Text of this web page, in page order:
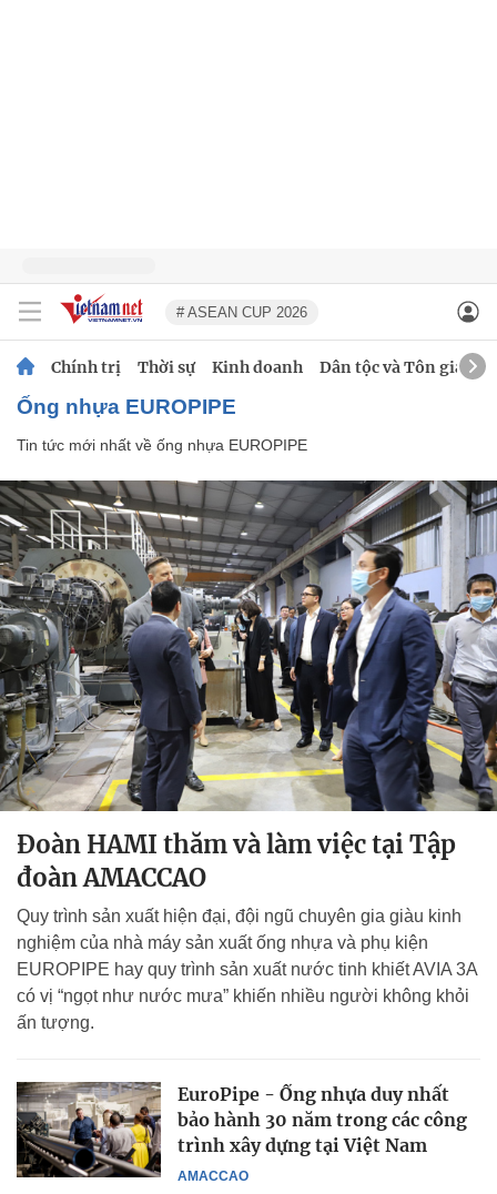
# ASEAN CUP 2026
Chính trị Thời sự Kinh doanh Dân tộc và Tôn giáo
ống nhựa EUROPIPE
Tin tức mới nhất về ống nhựa EUROPIPE
Đoàn HAMI thăm và làm việc tại Tập
đoàn AMACCAO
Quy trình sản xuất hiện đại, đội ngũ chuyên gia giàu kinh
nghiệm của nhà máy sản xuất ống nhựa và phụ kiện
EUROPIPE hay quy trình sản xuất nước tinh khiết AVIA 3A
có vị “ngọt như nước mưa” khiến nhiều người không khỏi
ấn tượng.
AMACCAO
EuroPipe - Ống nhựa duy nhất
bảo hành 30 năm trong các công
trình xây dựng tại Việt Nam